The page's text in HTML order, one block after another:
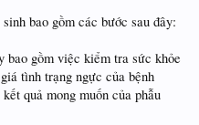
bao gồm các bước sau đây:
bao gồm việc kiểm tra sức khỏe
tình trạng ngực của bệnh
quả mong muốn của phẫu